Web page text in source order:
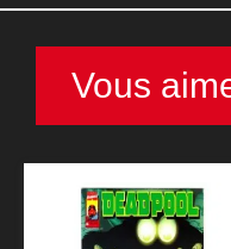
Vous